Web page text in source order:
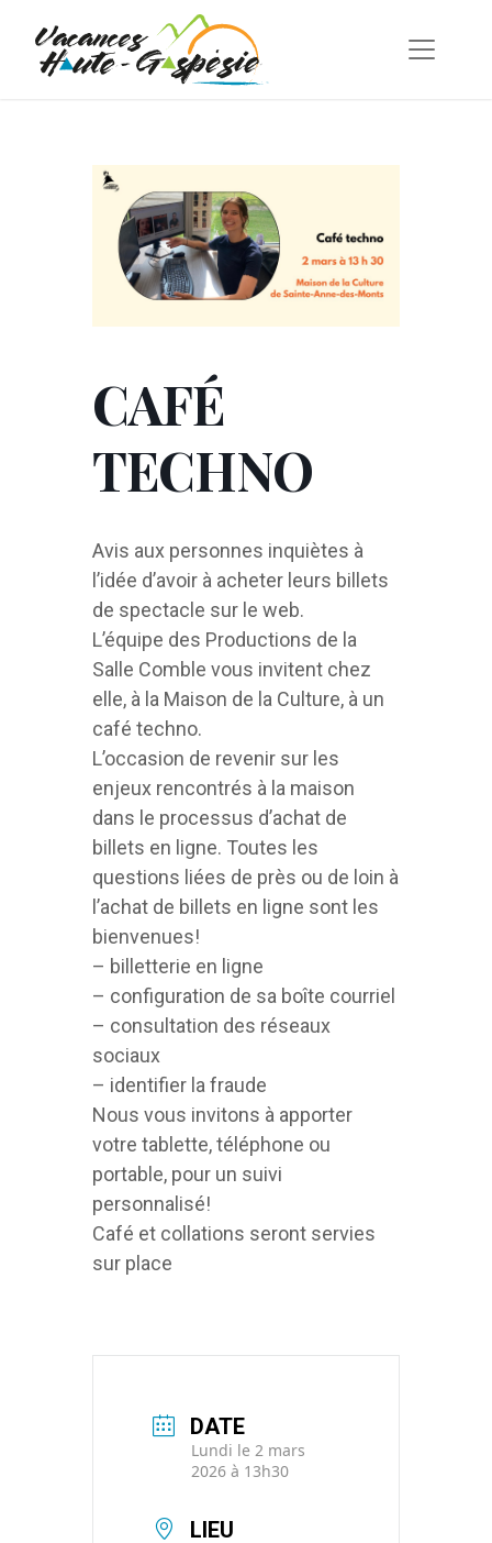
CAFÉ
TECHNO
Avis aux personnes inquiètes à
l’idée d’avoir à acheter leurs billets
de spectacle sur le web.
L’équipe des Productions de la
Salle Comble vous invitent chez
elle, à la Maison de la Culture, à un
café techno.
L’occasion de revenir sur les
enjeux rencontrés à la maison
dans le processus d’achat de
billets en ligne. Toutes les
questions liées de près ou de loin à
l’achat de billets en ligne sont les
bienvenues!
– billetterie en ligne
– configuration de sa boîte courriel
– consultation des réseaux
sociaux
– identifier la fraude
Nous vous invitons à apporter
votre tablette, téléphone ou
portable, pour un suivi
personnalisé!
Café et collations seront servies
sur place
DATE
Lundi le 2 mars
2026 à 13h30
LIEU